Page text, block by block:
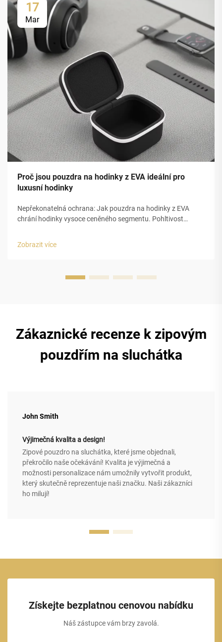
17
Mar
Proč jsou pouzdra na hodinky z EVA ideální pro
luxusní hodinky
Nepřekonatelná ochrana: Jak pouzdra na hodinky z EVA
chrání hodinky vysoce ceněného segmentu. Pohltivost
Zobrazit více
Zákaznické recenze k zipovým
pouzdřím na sluchátka
John Smith
Výjimečná kvalita a design!
Zipové pouzdro na sluchátka, které jsme objednali,
překročilo naše očekávání! Kvalita je výjimečná a
možnosti personalizace nám umožnily vytvořit produkt,
který skutečně reprezentuje naši značku. Naši zákazníci
ho milují!
Získejte bezplatnou cenovou nabídku
Náš zástupce vám brzy zavolá.